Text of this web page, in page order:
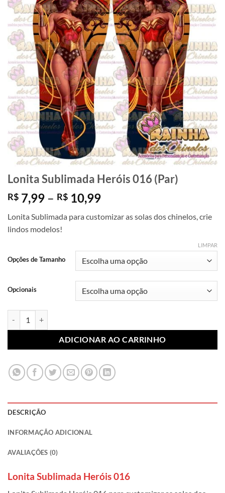
Lonita Sublimada Heróis 016 (Par)
R$ 7,99 – R$ 10,99Faixa
preço:
R$ 10,99
Lonita Sublimada para customizar as solas dos chinelos, crie
lindos modelos!
Opções de Tamanho
Opcionais
LIMPAR
ADICIONAR AO CARRINHO
DESCRIÇÃO
INFORMAÇÃO ADICIONAL
AVALIAÇÕES (0)
Lonita Sublimada Heróis 016